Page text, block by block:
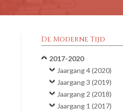
De Moderne Tijd
2017-2020
Jaargang 4 (2020)
Jaargang 3 (2019)
Jaargang 2 (2018)
Jaargang 1 (2017)